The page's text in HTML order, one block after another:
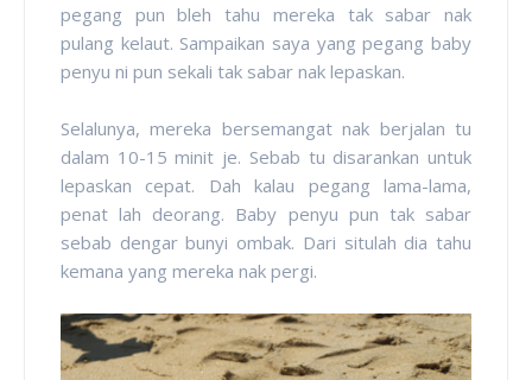
pegang pun bleh tahu mereka tak sabar nak
pulang kelaut. Sampaikan saya yang pegang baby
penyu ni pun sekali tak sabar nak lepaskan.
Selalunya, mereka bersemangat nak berjalan tu
dalam 10-15 minit je. Sebab tu disarankan untuk
lepaskan cepat. Dah kalau pegang lama-lama,
penat lah deorang. Baby penyu pun tak sabar
sebab dengar bunyi ombak. Dari situlah dia tahu
kemana yang mereka nak pergi.